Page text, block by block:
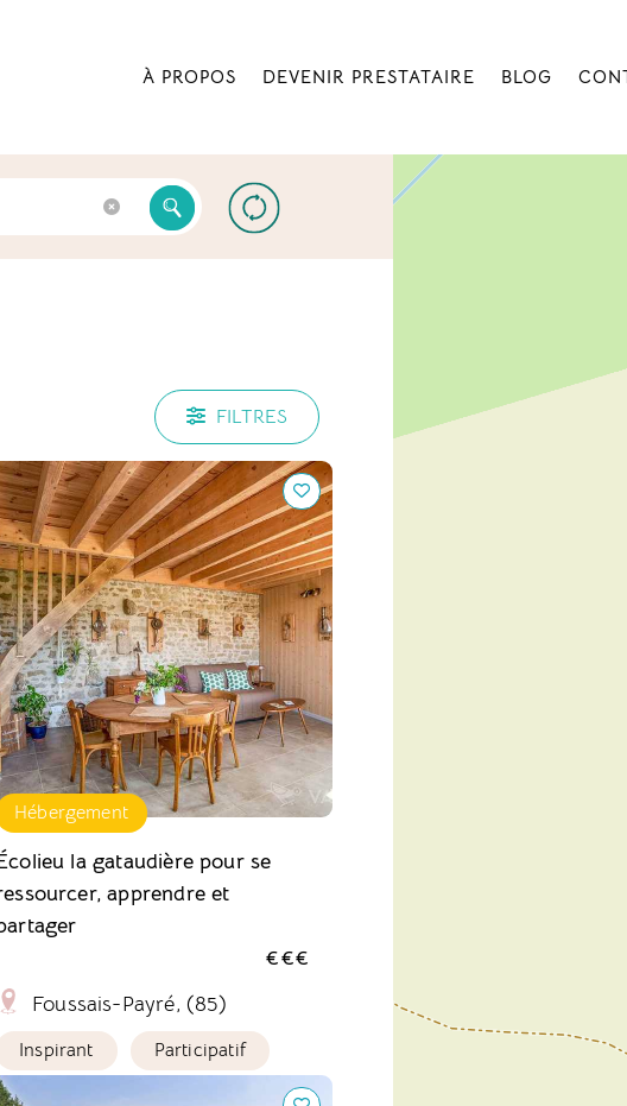
À PROPOS DEVENIR PRESTATAIRE BLOG
FILTRES
Hébergement
la gataudière pour se
apprendre et
€€€
Foussais-Payré, (85)
Inspirant Participatif
la gataudière pour se
apprendre et partager
des étoiles : Dormir sous les